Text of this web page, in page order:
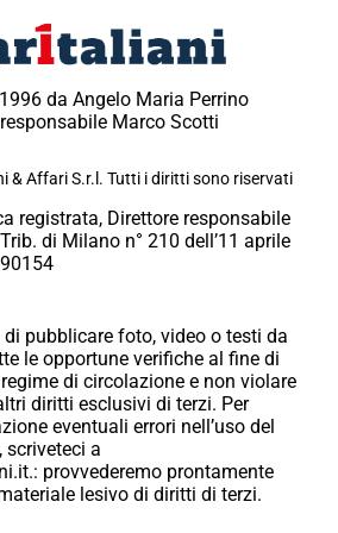
da Angelo Maria Perrino
Marco Scotti
& Affari S.r.l. Tutti i diritti sono riservati
registrata, Direttore responsabile
di Milano n° 210 dell’11 aprile
pubblicare foto, video o testi da
le opportune verifiche al fine di
di circolazione e non violare
diritti esclusivi di terzi. Per
eventuali errori nell’uso del
scriveteci a
provvederemo prontamente
lesivo di diritti di terzi.